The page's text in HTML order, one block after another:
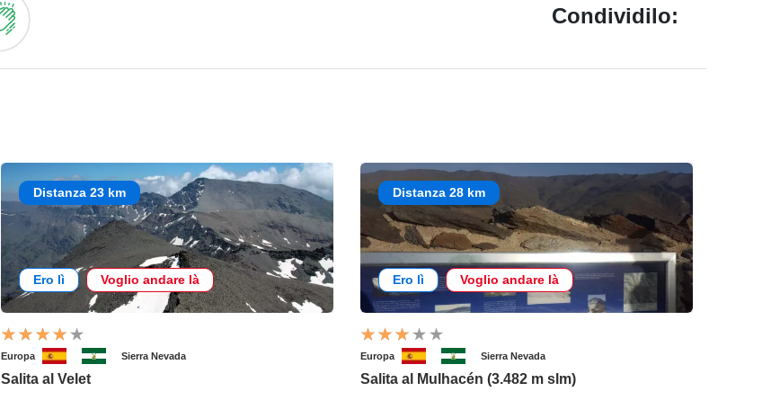
Condividilo:
Distanza 23 km
Ero lì Voglio andare là
Europa Sierra Nevada
Salita al Velet
Distanza 28 km
Ero lì Voglio andare là
Europa Sierra Nevada
Salita al Mulhacén (3.482 m slm)